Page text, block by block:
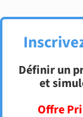
Définir un
et
Offre